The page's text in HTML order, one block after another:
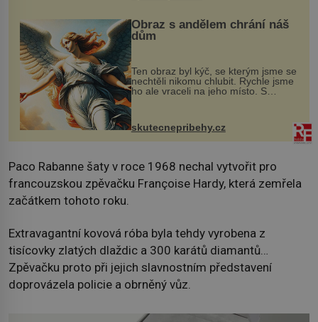
Obraz s andělem chrání náš
dům
Ten obraz byl kýč, se kterým jsme se
nechtěli nikomu chlubit. Rychle jsme
ho ale vraceli na jeho místo. S
manželem Vaškem jsme si pořídili
chaloupku, takový domek na severu
Čech, kde jsme si naplánova...
skutecnepribehy.cz
Paco Rabanne šaty v roce 1968 nechal vytvořit pro
francouzskou zpěvačku Françoise Hardy, která zemřela
začátkem tohoto roku.
Extravagantní kovová róba byla tehdy vyrobena z
tisícovky zlatých dlaždic a 300 karátů diamantů…
Zpěvačku proto při jejich slavnostním představení
doprovázela policie a obrněný vůz.